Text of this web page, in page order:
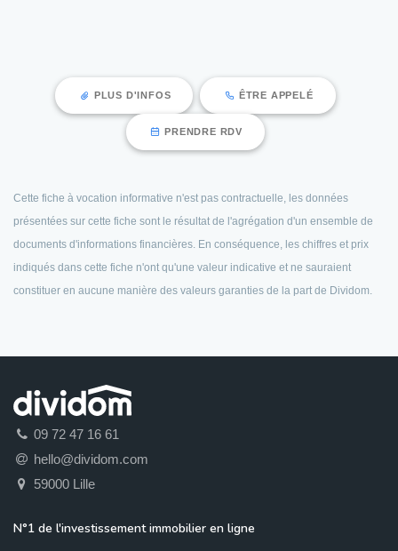
PLUS D'INFOS ÊTRE APPELÉ
PRENDRE RDV
Cette fiche à vocation informative n'est pas contractuelle, les données
présentées sur cette fiche sont le résultat de l'agrégation d'un ensemble de
documents d'informations financières. En conséquence, les chiffres et prix
indiqués dans cette fiche n'ont qu'une valeur indicative et ne sauraient
constituer en aucune manière des valeurs garanties de la part de Dividom.
09 72 47 16 61
hello@dividom.com
59000 Lille
N°1 de l'investissement immobilier en ligne